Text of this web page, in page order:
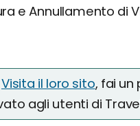
e Annullamento di
Visita il loro sito, fai
agli utenti di